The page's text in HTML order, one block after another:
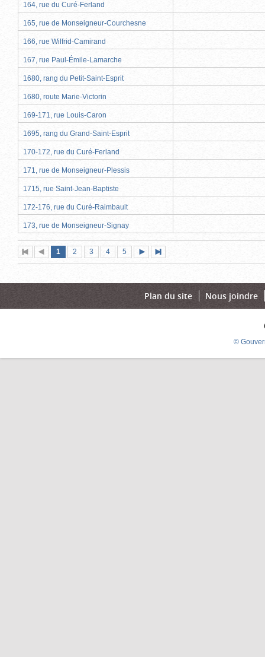
164, rue du Curé-Ferland
165, rue de Monseigneur-Courchesne
166, rue Wilfrid-Camirand
167, rue Paul-Émile-Lamarche
1680, rang du Petit-Saint-Esprit
1680, route Marie-Victorin
169-171, rue Louis-Caron
1695, rang du Grand-Saint-Esprit
170-172, rue du Curé-Ferland
171, rue de Monseigneur-Plessis
1715, rue Saint-Jean-Baptiste
172-176, rue du Curé-Raimbault
173, rue de Monseigneur-Signay
Première
page
Page
précédente
Page
1 (page
actuelle)
Page
2 Page
3 Page
4 Page
5
suivante
page
Plan du site Nous joindre
©